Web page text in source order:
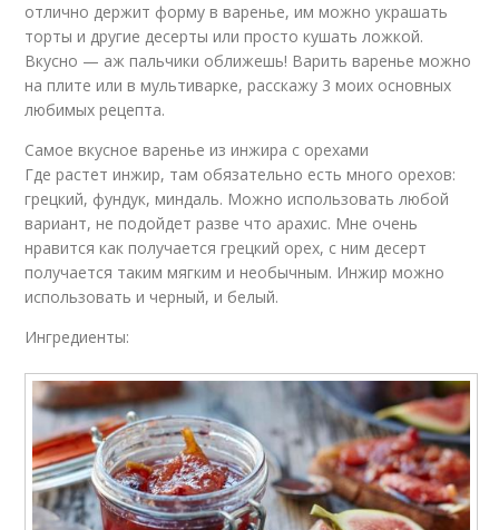
отлично держит форму в варенье, им можно украшать
торты и другие десерты или просто кушать ложкой.
Вкусно — аж пальчики оближешь! Варить варенье можно
на плите или в мультиварке, расскажу 3 моих основных
любимых рецепта.
Самое вкусное варенье из инжира с орехами
Где растет инжир, там обязательно есть много орехов:
грецкий, фундук, миндаль. Можно использовать любой
вариант, не подойдет разве что арахис. Мне очень
нравится как получается грецкий орех, с ним десерт
получается таким мягким и необычным. Инжир можно
использовать и черный, и белый.
Ингредиенты: